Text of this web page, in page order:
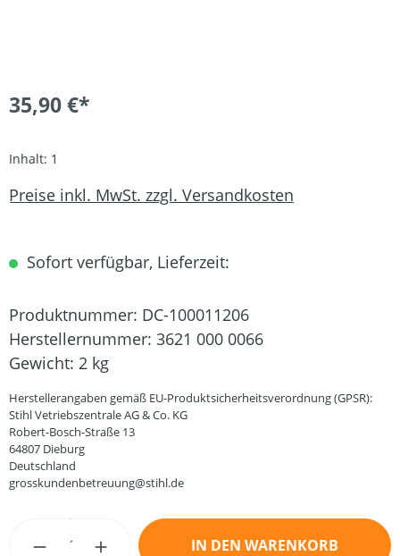
35,90 €*
Inhalt: 1
Preise inkl. MwSt. zzgl. Versandkosten
Sofort verfügbar, Lieferzeit:
Produktnummer: DC-100011206
Herstellernummer: 3621 000 0066
Gewicht: 2 kg
Herstellerangaben gemäß EU-Produktsicherheitsverordnung (GPSR):
Stihl Vetriebszentrale AG & Co. KG
Robert-Bosch-Straße 13
64807 Dieburg
Deutschland
grosskundenbetreuung@stihl.de
Produkt Anzahl: Gib den gewünschten
IN DEN WARENKORB